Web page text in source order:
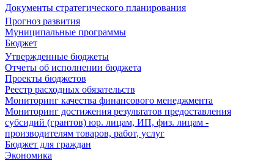
Документы стратегического планирования
Прогноз развития
Муниципальные программы
Бюджет
Утвержденные бюджеты
Отчеты об исполнении бюджета
Проекты бюджетов
Реестр расходных обязательств
Мониторинг качества финансового менеджмента
Мониторинг достижения результатов предоставления
субсидий (грантов) юр. лицам, ИП, физ. лицам -
производителям товаров, работ, услуг
Бюджет для граждан
Экономика